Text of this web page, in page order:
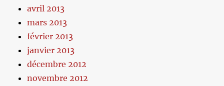
avril 2013
mars 2013
février 2013
janvier 2013
décembre 2012
novembre 2012